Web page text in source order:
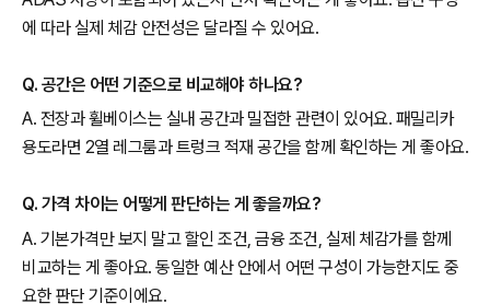
에 따라 실제 체감 안전성은 달라질 수 있어요.
Q. 공간은 어떤 기준으로 비교해야 하나요?
A. 전장과 휠베이스는 실내 공간과 밀접한 관련이 있어요. 패밀리카
용도라면 2열 레그룸과 트렁크 적재 공간을 함께 확인하는 게 좋아요.
Q. 가격 차이는 어떻게 판단하는 게 좋을까요?
A. 기본가격만 보지 말고 할인 조건, 금융 조건, 실제 체감가를 함께
비교하는 게 좋아요. 동일한 예산 안에서 어떤 구성이 가능한지도 중
요한 판단 기준이에요.